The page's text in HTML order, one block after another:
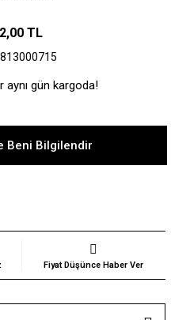
TL
aynı gün kargoda!
Beni Bilgilendir
Fiyat Düşünce Haber Ver